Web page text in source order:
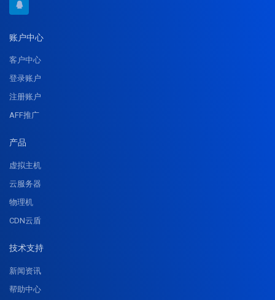
账户中心
客户中心
登录账户
注册账户
AFF推广
产品
虚拟主机
云服务器
物理机
CDN云盾
技术支持
新闻资讯
帮助中心